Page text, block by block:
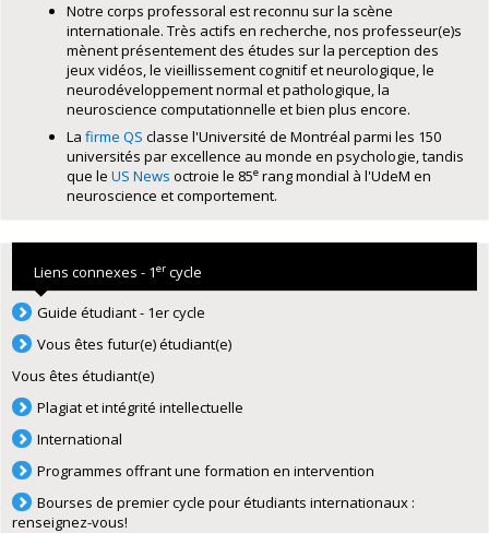
Notre corps professoral est reconnu sur la scène
internationale. Très actifs en recherche, nos professeur(e)s
mènent présentement des études sur la perception des
jeux vidéos, le vieillissement cognitif et neurologique, le
neurodéveloppement normal et pathologique, la
neuroscience computationnelle et bien plus encore.
La firme QS classe l'Université de Montréal parmi les 150
universités par excellence au monde en psychologie, tandis
que le US News octroie le 85e rang mondial à l'UdeM en
neuroscience et comportement.
Liens connexes - 1er cycle
Guide étudiant - 1er cycle
Vous êtes futur(e) étudiant(e)
Vous êtes étudiant(e)
Plagiat et intégrité intellectuelle
International
Programmes offrant une formation en intervention
Bourses de premier cycle pour étudiants internationaux :
renseignez-vous!